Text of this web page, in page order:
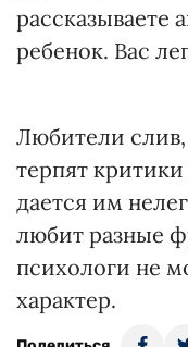
рассказываете
ребенок. Вас
Любители
терпят
дается им
любит разные
психологи не
характер.